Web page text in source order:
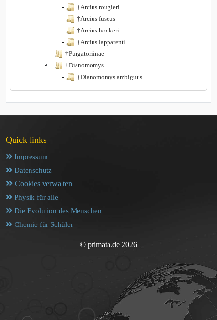
†Arcius rougieri
†Arcius fuscus
†Arcius hookeri
†Arcius lapparenti
†Purgatoriinae
†Dianomomys
†Dianomomys ambiguus
Quick links
Impressum
Datenschutz
Cookies verwalten
Physik für alle
Die Evolution des Menschen
Chemie für Schüler
© primata.de 2026